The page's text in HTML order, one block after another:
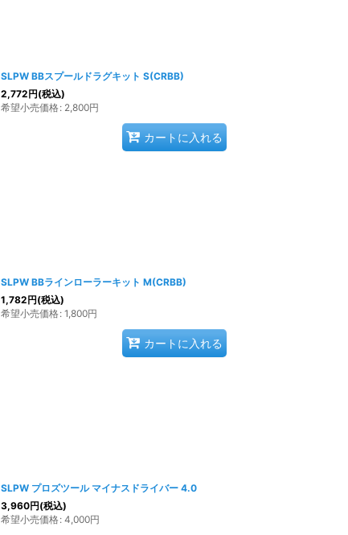
SLPW BBスプールドラグキット S(CRBB)
2,772円(税込)
希望小売価格: 2,800円
カートに入れる
SLPW BBラインローラーキット M(CRBB)
1,782円(税込)
希望小売価格: 1,800円
カートに入れる
SLPW プロズツール マイナスドライバー 4.0
3,960円(税込)
希望小売価格: 4,000円